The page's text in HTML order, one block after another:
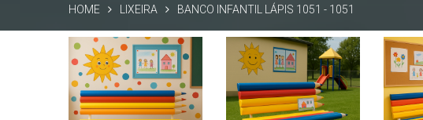
HOME LIXEIRA BANCO INFANTIL LÁPIS 1051 - 1051
Banco Infantil Lápis
1051
Informações
Banco Infantil Lápis
1051
Informações